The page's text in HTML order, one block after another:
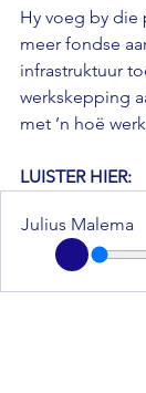
Hy voeg by die
meer fondse
infrastruktuur
werkskepping
met ’n hoë
LUISTER HIER:
Julius Malema